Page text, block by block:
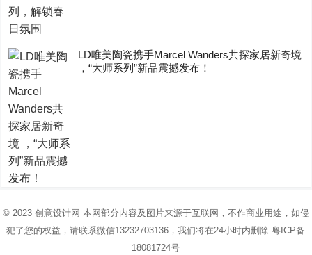
LD唯美陶瓷携手Marcel Wanders共探家居新奇境
，“大师系列”新品震撼发布！
© 2023 创意设计网 本网部分内容及图片来源于互联网，不作商业用途，如侵
犯了您的权益，请联系微信13232703136，我们将在24小时内删除粤ICP备
18081724号